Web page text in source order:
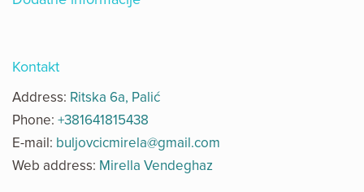
Kontakt
Address: Ritska 6a, Palić
Phone: +381641815438
E-mail: buljovcicmirela@gmail.com
Web address: Mirella Vendeghaz